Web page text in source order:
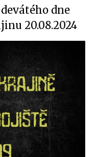
dne
20.08.2024